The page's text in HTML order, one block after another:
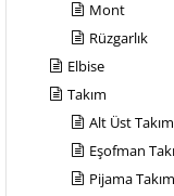
Mont
Rüzgarlık
Elbise
Takım
Alt Üst Takım
Eşofman
Pijama